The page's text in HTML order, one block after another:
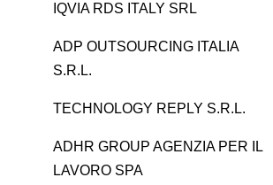
IQVIA RDS ITALY SRL
ADP OUTSOURCING ITALIA
S.R.L.
TECHNOLOGY REPLY S.R.L.
ADHR GROUP AGENZIA PER IL
LAVORO SPA